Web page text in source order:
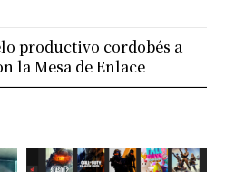
productivo cordobés a
la Mesa de Enlace